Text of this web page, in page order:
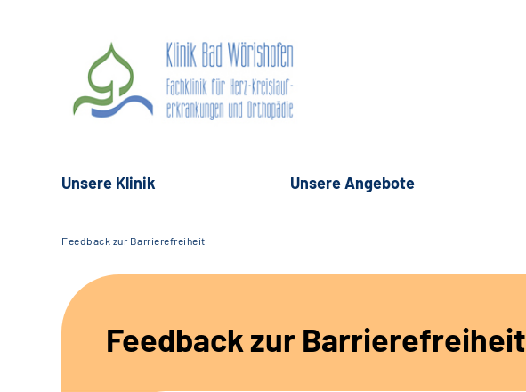
Unsere Klinik Unsere Angebote
Feedback zur Barrierefreiheit
Feedback zur Barrierefreiheit